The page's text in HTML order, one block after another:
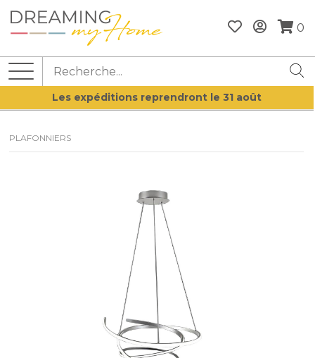
0
Les expéditions reprendront le 31 août
PLAFONNIERS